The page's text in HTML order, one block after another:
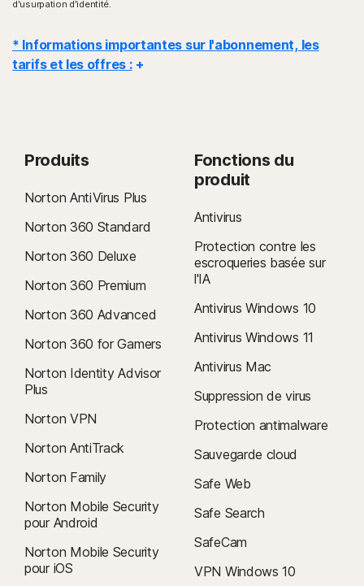
d'usurpation d'identité.
* Informations importantes sur l'abonnement, les
tarifs et les offres :
contrat de licence et de services
. Pour les essais, un mode de
paiement est requis lors de l'inscription et le montant sera facturé à la
fin de la période d'essai, à moins d'une annulation préalable.
Renouvellement: Les abonnements sont automatiquement
renouvelés, sauf si le renouvellement est annulé avant la facturation.
Les renouvellements sont facturés annuellement (jusqu'à 35 jours
avant le renouvellement) ou mensuellement selon votre cycle de
facturation. Les utilisateurs d'abonnements annuels recevront à
Les prix de renouvellement
peuvent être plus élevés que le prix
initial et sont susceptibles d'être modifiés. Vous pouvez annuler le
renouvellement
comme décrit ici
: Vous pouvez annuler vos contrats
et demander un remboursement complet dans les 14 jours suivant
suivant le paiement pour les abonnements annuels. Pour plus
d'informations, consultez notre
politique d'annulation et de remboursement
Pour annuler votre contrat ou demander un remboursement,
cliquez ici
Produits
Norton AntiVirus Plus
Norton 360 Standard
Norton 360 Deluxe
Norton 360 Premium
Norton 360 Advanced
Norton 360 for Gamers
Norton Identity Advisor
Plus
Norton VPN
Norton AntiTrack
Norton Family
Norton Mobile Security
pour Android
Norton Mobile Security
pour iOS
Fonctions du
produit
Antivirus
Protection contre les
escroqueries basée sur
l'IA
Antivirus Windows 10
Antivirus Windows 11
Antivirus Mac
Suppression de virus
Protection antimalware
Sauvegarde cloud
Safe Web
Safe Search
SafeCam
VPN Windows 10